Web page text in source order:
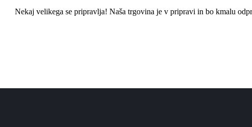
Nekaj ​​velikega se pripravlja! Naša trgovina je v pripravi in ​​bo kmalu